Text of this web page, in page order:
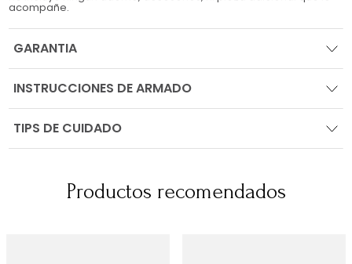
acompañe.
GARANTIA
INSTRUCCIONES DE ARMADO
TIPS DE CUIDADO
Productos recomendados